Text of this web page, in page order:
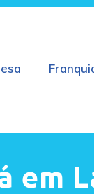
em